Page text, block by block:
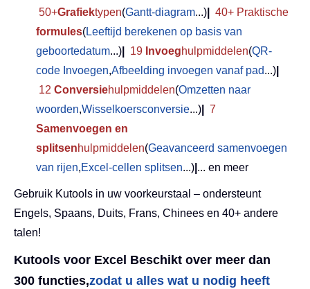
50+Grafiektypen(Gantt-diagram...)
40+ Praktische
formules(Leeftijd berekenen op basis van
geboortedatum...) 19 Invoeghulpmiddelen(QR-
code Invoegen,Afbeelding invoegen vanaf pad...)
12 Conversiehulpmiddelen(Omzetten naar
woorden,Wisselkoersconversie...)
7
Samenvoegen en
splitsenhulpmiddelen(Geavanceerd samenvoegen
van rijen,Excel-cellen splitsen...) ... en meer
Gebruik Kutools in uw voorkeurstaal – ondersteunt
Engels, Spaans, Duits, Frans, Chinees en 40+ andere
talen!
Kutools voor Excel Beschikt over meer dan
300 functies,zodat u alles wat u nodig heeft